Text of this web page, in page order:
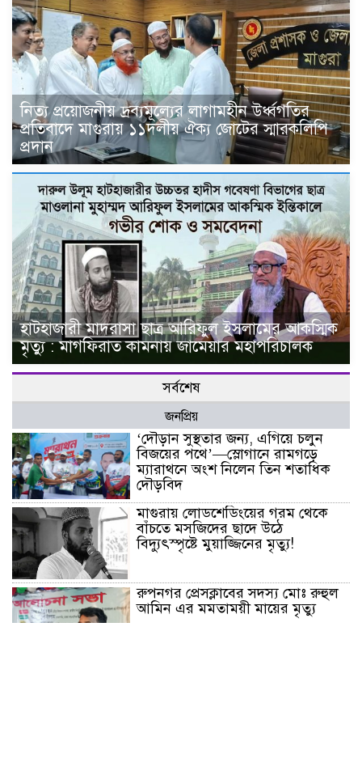
নিত্য প্রয়োজনীয় দ্রব্যমূল্যের লাগামহীন উর্ধ্বগতির
প্রতিবাদে মাগুরায় ১১দলীয় ঐক্য জোটের স্মারকলিপি
প্রদান
হাটহাজারী মাদরাসা ছাত্র আরিফুল ইসলামের আকস্মিক
মৃত্যু : মাগফিরাত কামনায় জামেয়ার মহাপরিচালক
সর্বশেষ
জনপ্রিয়
‘দৌড়ান সুস্থতার জন্য, এগিয়ে চলুন
বিজয়ের পথে’—স্লোগানে রামগড়ে
ম্যারাথনে অংশ নিলেন তিন শতাধিক
দৌড়বিদ
মাগুরায় লোডশেডিংয়ের গরম থেকে
বাঁচতে মসজিদের ছাদে উঠে
বিদ্যুৎস্পৃষ্টে মুয়াজ্জিনের মৃত্যু!
রুপনগর প্রেসক্লাবের সদস্য মোঃ রুহুল
আমিন এর মমতাময়ী মায়ের মৃত্যু